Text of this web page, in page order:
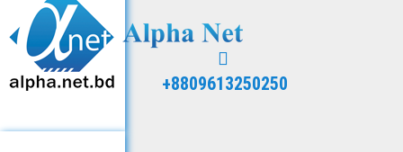
+8809613250250